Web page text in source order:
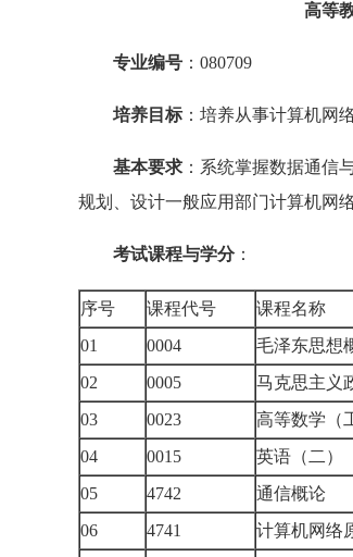
高等
专业编号 ：080709
培养目标：培养从事计算机网
基本要求 ：系统掌握数据通信
规划、设计一般应用部门计算机网
考试课程与学分：
序号 课程代号 课程名称
01
0004 毛泽东思想
02
0005 马克思主义
03
0023 高等数学（
04
0015 英语（二）
05
4742 通信概论
06
4741 计算机网络